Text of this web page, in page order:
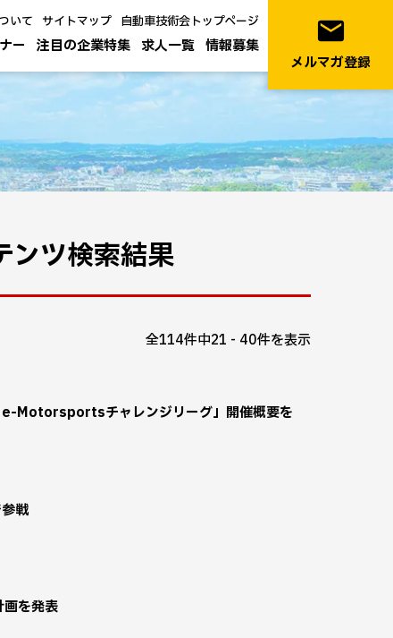
ー 注目の企業特集 求人一覧 情報募集
いて サイトマップ 自動車技術会トップページ email
メルマガ登録
ンツ検索結果
全114件中21 - 40件を表示
Motorsportsチャレンジリーグ」開催概要を
戦
を発表